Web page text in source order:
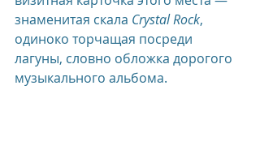
знаменитая скала Crystal Rock,
одиноко торчащая посреди
лагуны, словно обложка дорогого
музыкального альбома.